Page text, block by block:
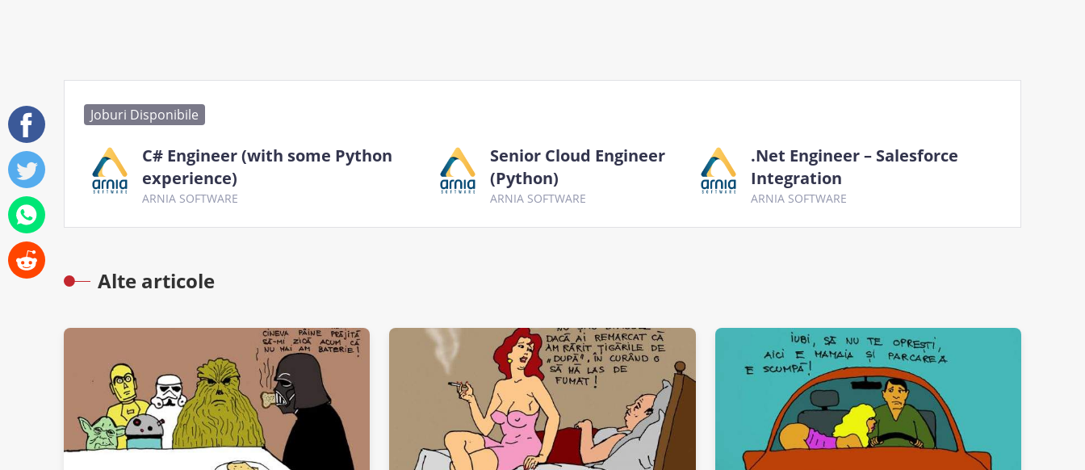
Joburi Disponibile
C# Engineer (with some Python
experience)
ARNIA SOFTWARE
Senior Cloud Engineer
(Python)
ARNIA SOFTWARE
.Net Engineer – Salesforce
Integration
ARNIA SOFTWARE
Alte articole